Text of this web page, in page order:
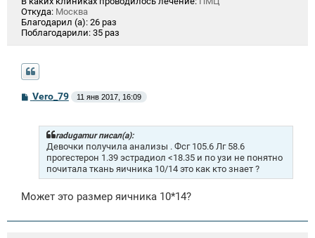
Откуда: Москва
Благодарил (а): 26 раз
Поблагодарили: 35 раз
СVero_79 11 янв 2017, 16:09
radugamur писал(а):
Девочки получила анализы . Фсг 105.6 Лг 58.6
прогестерон 1.39 эстрадиол <18.35 и по узи не понятно
почитала ткань яичника 10/14 это как кто знает ?
Может это размер яичника 10*14?